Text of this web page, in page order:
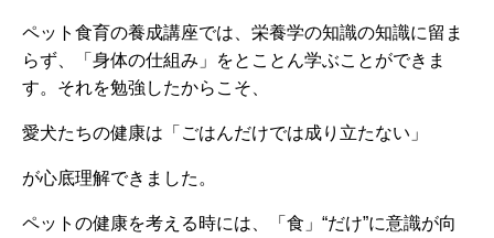
ペット食育の養成講座では、栄養学の知識の知識に留ま
らず、「身体の仕組み」をとことん学ぶことができま
す。それを勉強したからこそ、
愛犬たちの健康は「ごはんだけでは成り立たない」
が心底理解できました。
ペットの健康を考える時には、「食」“だけ”に意識が向